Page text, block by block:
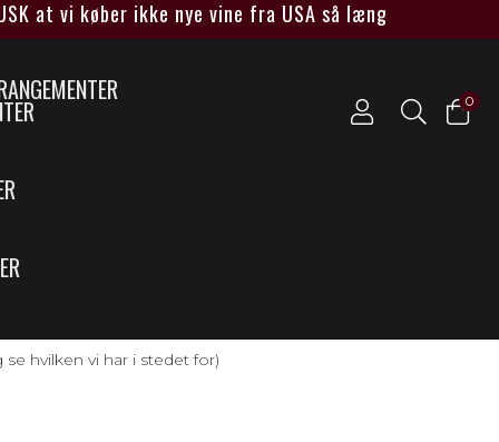
vi køber ikke nye vine fra USA så længe Trump sidder
0
hvilken vi har i stedet for)